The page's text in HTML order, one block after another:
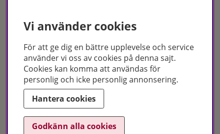
Hudoteket erbjuder ett noga utvalt sortiment inom hudvård, hårvård och
makeup – både online och i butik. Med över 50 års erfarenhet och
utbildade hudterapeuter hjälper vi dig att hitta rätt produkter och
behandlingar för just dina behov. Handla enkelt på hudoteket.se eller
besök oss i Jönköping och Malmö.
Copyright © Hudoteket 2025
Vi använder cookies
För att ge dig en bättre upplevelse och service
använder vi oss av cookies på denna sajt.
Cookies kan komma att användas för
personlig och icke personlig annonsering.
Hantera cookies
Godkänn alla cookies